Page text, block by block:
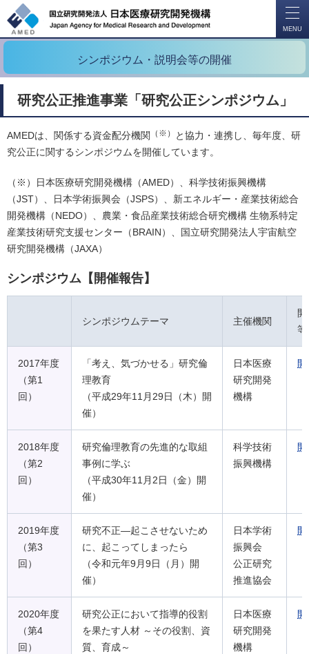
MENU
シンポジウム・説明会等の開催
研究公正推進事業「研究公正シンポジウム」
AMEDは、関係する資金配分機関 （※）
と協力・連携し、毎年度、研
究公正に関するシンポジウムを開催しています。
（※）日本医療研究開発機構（AMED）、科学技術振興機構
（JST）、日本学術振興会（JSPS）、新エネルギー・産業技術総合
開発機構（NEDO）、農業・食品産業技術総合研究機構 生物系特定
産業技術研究支援センター（BRAIN）、国立研究開発法人宇宙航空
研究開発機構（JAXA）
シンポジウム【開催報告】
シンポジウムテーマ 主催機関
等
2017年度
（第1
回）
「考え、気づかせる」研究倫
理教育
（平成29年11月29日（木）開
催）
日本医療
研究開発
機構
2018年度
（第2
回）
研究倫理教育の先進的な取組
事例に学ぶ
（平成30年11月2日（金）開
催）
科学技術
振興機構
2019年度
（第3
回）
研究不正―起こさせないため
に、起こってしまったら
（令和元年9月9日（月）開
催）
日本学術
振興会
公正研究
推進協会
2020年度
（第4
回）
研究公正において指導的役割
を果たす人材 ～その役割、資
質、育成～
日本医療
研究開発
機構